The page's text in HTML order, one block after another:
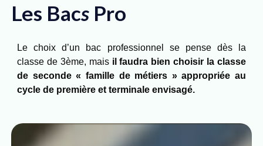
Les BacsPro
Le choix d’un bac professionnel se pense dès la
classe de 3ème, mais il faudra bien choisir la classe
de seconde « famille de métiers » appropriée au
cycle de première et terminale envisagé.